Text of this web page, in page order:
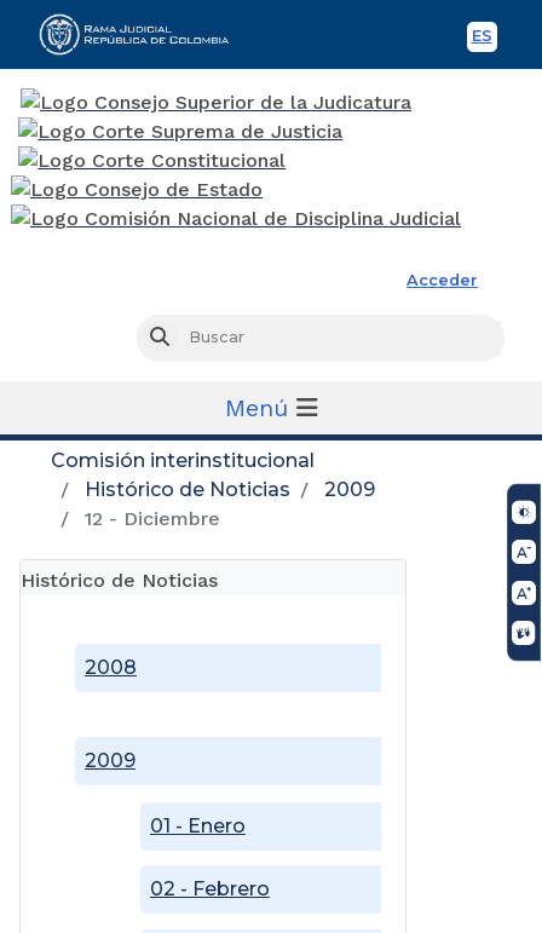
ES
Acceder
Buscar
Menú
Comisión interinstitucional
Histórico de Noticias
2009
12 - Diciembre
Histórico de Noticias
2008
2009
01 - Enero
02 - Febrero